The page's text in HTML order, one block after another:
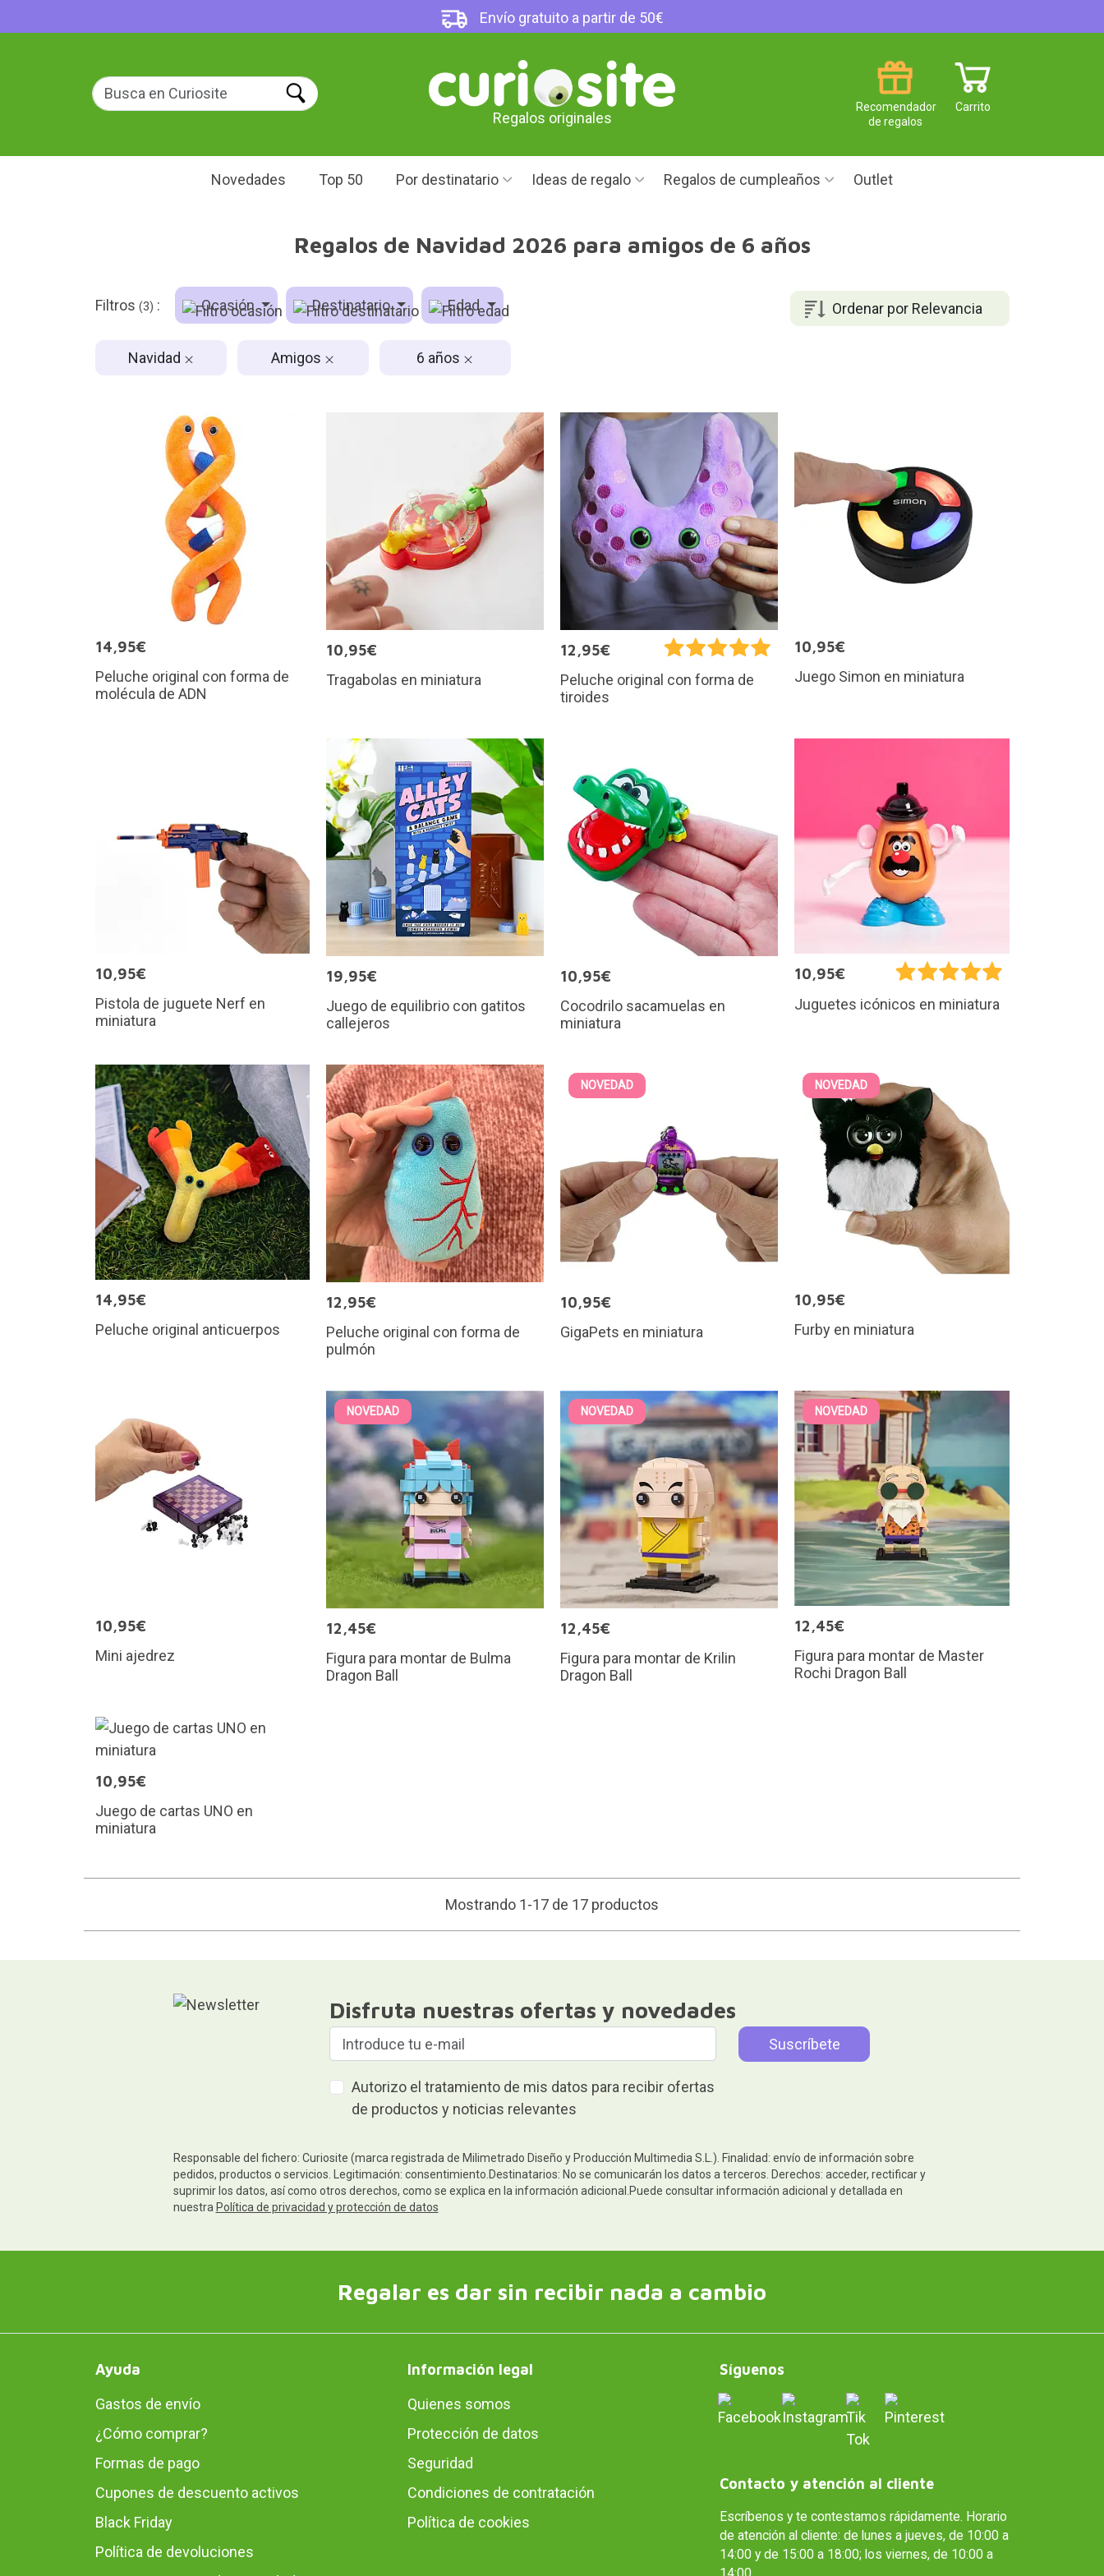
Envío gratuito a partir de 50€
Regalos originales
Carrito
Recomendador
de regalos
Novedades Top 50 Por destinatario Ideas de regalo Regalos de cumpleaños Outlet
Regalos de Navidad 2026 para amigos de 6 años
Ordenar por Relevancia
Filtros (3) : Ocasión Destinatario Edad
Navidad Amigos 6 años
14,95€
Peluche original con forma de
molécula de ADN
10,95€
Tragabolas en miniatura
12,95€
Peluche original con forma de
tiroides
10,95€
Juego Simon en miniatura
10,95€
Pistola de juguete Nerf en
miniatura
19,95€
Juego de equilibrio con gatitos
callejeros
10,95€
Cocodrilo sacamuelas en
miniatura
10,95€
Juguetes icónicos en miniatura
14,95€
Peluche original anticuerpos
12,95€
Peluche original con forma de
pulmón
NOVEDAD
10,95€
GigaPets en miniatura
NOVEDAD
10,95€
Furby en miniatura
10,95€
Mini ajedrez
NOVEDAD
12,45€
Figura para montar de Bulma
Dragon Ball
NOVEDAD
12,45€
Figura para montar de Krilin
Dragon Ball
NOVEDAD
12,45€
Figura para montar de Master
Rochi Dragon Ball
10,95€
Juego de cartas UNO en
miniatura
Mostrando 1-17 de 17 productos
Disfruta nuestras ofertas y novedades
Autorizo el tratamiento de mis datos para recibir ofertas
de productos y noticias relevantes
Responsable del fichero: Curiosite (marca registrada de Milimetrado Diseño y Producción Multimedia S.L.). Finalidad: envío de información sobre
pedidos, productos o servicios. Legitimación: consentimiento.Destinatarios: No se comunicarán los datos a terceros. Derechos: acceder, rectificar y
suprimir los datos, así como otros derechos, como se explica en la información adicional.Puede consultar información adicional y detallada en
nuestra Política de privacidad y protección de datos
Regalar es dar sin recibir nada a cambio
Ayuda
Gastos de envío
¿Cómo comprar?
Formas de pago
Cupones de descuento activos
Black Friday
Política de devoluciones
Información legal
Quienes somos
Protección de datos
Seguridad
Condiciones de contratación
Política de cookies
Síguenos
Contacto y atención al cliente
Escríbenos y te contestamos rápidamente. Horario
de atención al cliente: de lunes a jueves, de 10:00 a
14:00 y de 15:00 a 18:00; los viernes, de 10:00 a